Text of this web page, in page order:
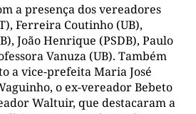
a presença dos vereadores
Ferreira Coutinho (UB),
João Henrique (PSDB), Paulo
Vanuza (UB). Também
a vice-prefeita Maria José
o ex-vereador Bebeto
Waltuir, que destacaram a